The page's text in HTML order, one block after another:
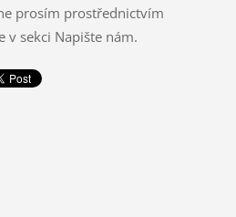
prosím prostřednictvím
sekci Napište nám.